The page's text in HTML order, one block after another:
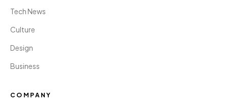
Tech News
Culture
Design
Business
COMPANY